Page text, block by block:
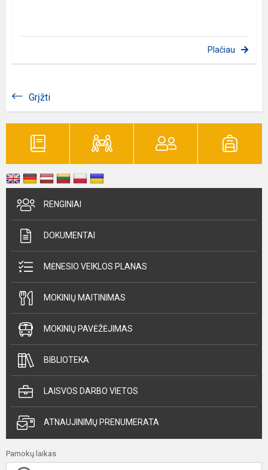
Plačiau
Grįžti
RENGINIAI
DOKUMENTAI
MĖNESIO VEIKLOS PLANAS
MOKINIŲ MAITINIMAS
MOKINIŲ PAVĖŽĖJIMAS
BIBLIOTEKA
LAISVOS DARBO VIETOS
ATNAUJINIMŲ PRENUMERATA
Pamokų laikas